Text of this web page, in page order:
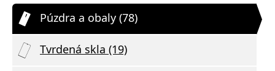
Púzdra a obaly (78)
Tvrdená skla (19)